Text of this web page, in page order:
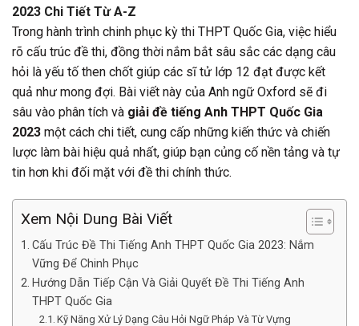
2023 Chi Tiết Từ A-Z
Trong hành trình chinh phục kỳ thi THPT Quốc Gia, việc hiểu
rõ cấu trúc đề thi, đồng thời nắm bắt sâu sắc các dạng câu
hỏi là yếu tố then chốt giúp các sĩ tử lớp 12 đạt được kết
quả như mong đợi. Bài viết này của Anh ngữ Oxford sẽ đi
sâu vào phân tích và giải đề tiếng Anh THPT Quốc Gia
2023 một cách chi tiết, cung cấp những kiến thức và chiến
lược làm bài hiệu quả nhất, giúp bạn củng cố nền tảng và tự
tin hơn khi đối mặt với đề thi chính thức.
Xem Nội Dung Bài Viết
Cấu Trúc Đề Thi Tiếng Anh THPT Quốc Gia 2023: Nắm
Vững Để Chinh Phục
Hướng Dẫn Tiếp Cận Và Giải Quyết Đề Thi Tiếng Anh
THPT Quốc Gia
Kỹ Năng Xử Lý Dạng Câu Hỏi Ngữ Pháp Và Từ Vựng